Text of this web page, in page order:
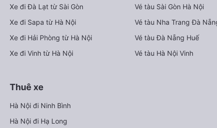
Xe đi Đà Lạt từ Sài Gòn
Xe đi Sapa từ Hà Nội
Xe đi Hải Phòng từ Hà Nội
Xe đi Vinh từ Hà Nội
Vé tàu Sài Gòn Hà Nội
Vé tàu Nha Trang Đà
Vé tàu Đà Nẵng Huế
Vé tàu Hà Nội Vinh
Thuê xe
Hà Nội đi Ninh Bình
Hà Nội đi Hạ Long